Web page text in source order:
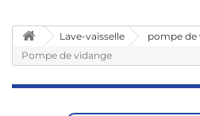
Lave-vaisselle pompe de
Pompe de vidange